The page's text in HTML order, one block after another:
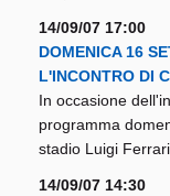
14/09/07 17:00
DOMENICA 16
L'INCONTRO DI
In occasione
programma
stadio Luigi
14/09/07 14:30